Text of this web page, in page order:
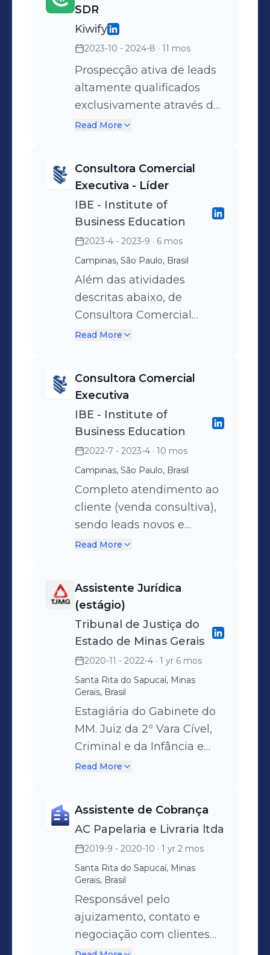
SDR
Kiwify
2023-10 - 2024-8 · 11 mos
Prospecção ativa de leads
altamente qualificados
exclusivamente através do
Instagram. Script de
relacionamento e
agendamento de reuniões
para o time de Sales.
Alimentação e organização
do CRM (Pipedrive).
Alinhamentos e estudos de
melhorias através do
Kiwistudy.
Read More
Consultora Comercial
Executiva - Líder
IBE - Institute of
Business Education
2023-4 - 2023-9 · 6 mos
Campinas, São Paulo, Brasil
Além das atividades
descritas abaixo, de
Consultora Comercial
Executiva - C II, atualmente
comercial, dando apoio à
gerência e aos demais
consultores comerciais,
realizando treinamentos
de novos contratados e
suporte geral ao time de
vendas.
Read More
Consultora Comercial
Executiva
IBE - Institute of
Business Education
2022-7 - 2023-4 · 10 mos
Campinas, São Paulo, Brasil
Completo atendimento ao
cliente (venda consultiva),
sendo leads novos e
clientes antigos da
vídeo e demais redes
sociais. Apresentação dos
programas, adequação do
perfil do cliente ao melhor
curso para a sua
necessidade atual,
negociação, contorno de
objeções e fechamento da
venda. Acompanhamento
pós venda antes e durante
o início das aulas.
planilhas de dados de
produtividade e
com o time a fim de traçar
estratégias de vendas e
melhorias contínuas.
Read More
Assistente Jurídica
(estágio)
Tribunal de Justiça do
Estado de Minas Gerais
2020-11 - 2022-4 · 1 yr 6 mos
Santa Rita do Sapucaí, Minas
Gerais, Brasil
Estagiária do Gabinete do
MM. Juiz da 2º Vara Cível,
Criminal e da Infância e
Juventude. Responsável
assistência em audiências
de instrução e julgamento.
Read More
Assistente de Cobrança
AC Papelaria e Livraria ltda
2019-9 - 2020-10 · 1 yr 2 mos
Santa Rita do Sapucaí, Minas
Gerais, Brasil
Responsável pelo
ajuizamento, contato e
negociação com clientes
inadimplentes da empresa;